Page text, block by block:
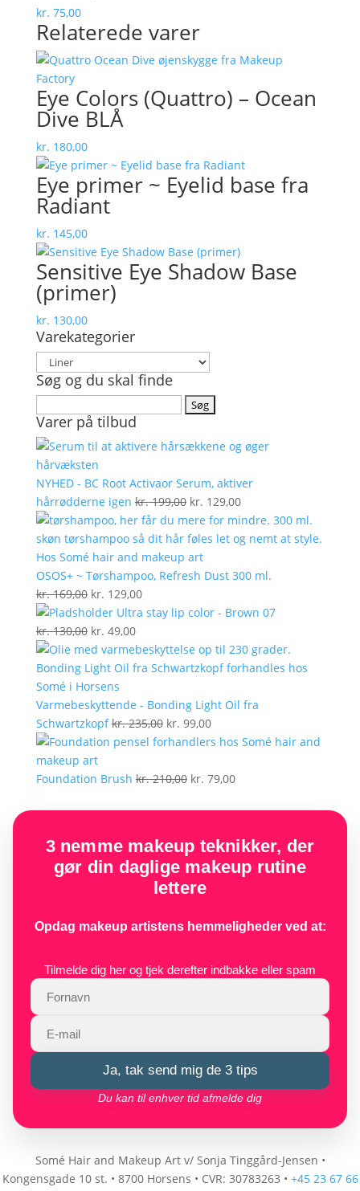
kr. 75,00
Relaterede varer
Eye Colors (Quattro) – Ocean
Dive BLÅ
kr. 180,00
Eye primer ~ Eyelid base fra
Radiant
kr. 145,00
Sensitive Eye Shadow Base
(primer)
kr. 130,00
Varekategorier
Søg og du skal finde
efter:
Varer på tilbud
NYHED - BC Root Activaor Serum, aktiver
hårrødderne igen kr.199,00 Den
oprindelige
pris
var:
kr. 199,00.
kr. 129,00Den
aktuelle
pris
kr. 129,00.
OSOS+ ~ Tørshampoo, Refresh Dust 300 ml.
kr.169,00 Den
oprindelige
pris
var:
kr. 169,00.
kr. 129,00Den
aktuelle
er:
kr. 129,00.
Ultra stay lip color - Brown 07
kr.130,00 Den
oprindelige
pris
var:
kr. 130,00.
kr. 49,00Den
aktuelle
pris
kr. 49,00.
Varmebeskyttende - Bonding Light Oil fra
Schwartzkopf kr.235,00 Den
oprindelige
var:
kr. 99,00Den
aktuelle
er:
Foundation Brush kr.210,00 Den
pris
kr. 210,00.
kr. 79,00Den
pris
kr. 79,00.
3 nemme makeup teknikker, der
gør din daglige makeup rutine
lettere
Opdag makeup artistens hemmeligheder ved at:
Tilmelde dig her og tjek derefter indbakke eller spam
Ja, tak send mig de 3 tips
Du kan til enhver tid afmelde dig
Somé Hair and Makeup Art v/ Sonja Tinggård-Jensen •
Kongensgade 10 st. • 8700 Horsens • CVR: 30783263 • +45 23 67 66